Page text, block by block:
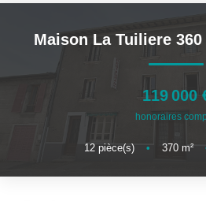
BIENS À
NOTRE
Qui Sommes-
Maison La Tuiliere 360
119 000
honoraires
12 pièce(s) • 370 m²